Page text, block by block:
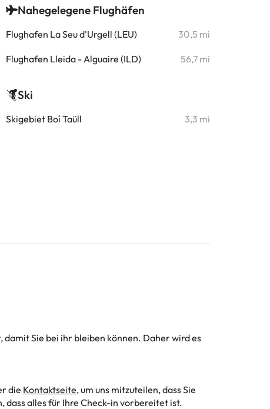
Nahegelegene Flughäfen
Flughafen La Seu d'Urgell (LEU) 30,5 mi
Flughafen Lleida - Alguaire (ILD) 56,7 mi
Ski
Skigebiet Boí Taüll 3,3 mi
damit Sie bei ihr bleiben können. Daher wird es
die Kontaktseite, um uns mitzuteilen, dass Sie
dass alles für Ihre Check-in vorbereitet ist.